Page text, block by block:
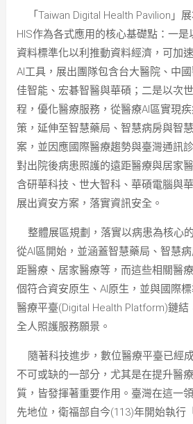
「Taiwan Digital Health Pavilion」
HIS作為各式應用的核心基礎點：一是
資料標準化以利推動資料經濟，可加
AI工具，展出團隊包含台大醫院、中
佳智能、宏碁智醫與華碩；二是以次
程，優化醫療服務，從醫療AI區實現
策，延伸至智慧藥局、智慧病房與智
案，並因應國際醫療趨勢與臺灣通訊
對出院後病患照護的遠距醫療與居家
含研華科技、世大智科、華碩電腦與
展出資安方案，落實資訊安全。
整體展區規劃，落實以病患為核心
從AI區開始，並涵蓋智慧藥局、智慧
距醫療、居家醫療等，而這些相關醫
個符合資安原生、AI原生，並與國際
醫療平臺(Digital Health Platform)鏈
全人照護服務願景。
隨著科技進步，數位醫療平臺已經
不可或缺的一部分，尤其是在提升醫
質，皆發揮著重要作用。臺灣在這一
先地位，衛福部自今(113)年開始執行